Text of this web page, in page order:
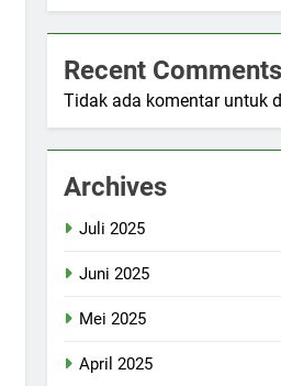
Recent Comments
Tidak ada komentar untuk
Archives
Juli 2025
Juni 2025
Mei 2025
April 2025